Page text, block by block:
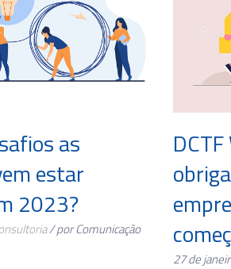
as
estar
2023?
/ por Comunicação
27 de